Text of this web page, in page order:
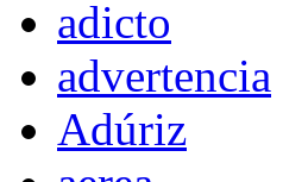
adicto
advertencia
Adúriz